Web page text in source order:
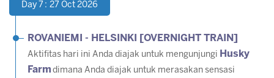
Day 7 : 27 Oct 2026
ROVANIEMI - HELSINKI [OVERNIGHT TRAIN]
Aktifitas hari ini Anda diajak untuk mengunjungi Husky
Farm dimana Anda diajak untuk merasakan sensasi